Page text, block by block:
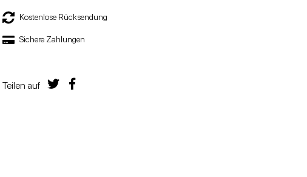
Kostenlose Rücksendung
Sichere Zahlungen
Teilen auf